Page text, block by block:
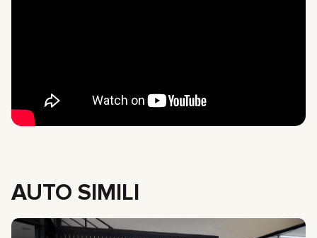
AUTO SIMILI